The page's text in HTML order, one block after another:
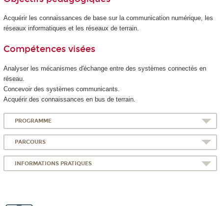
Acquérir les connaissances de base sur la communication numérique, les
réseaux informatiques et les réseaux de terrain.
Compétences visées
Analyser les mécanismes d'échange entre des systèmes connectés en
réseau.
Concevoir des systèmes communicants.
Acquérir des connaissances en bus de terrain.
PROGRAMME
PARCOURS
INFORMATIONS PRATIQUES